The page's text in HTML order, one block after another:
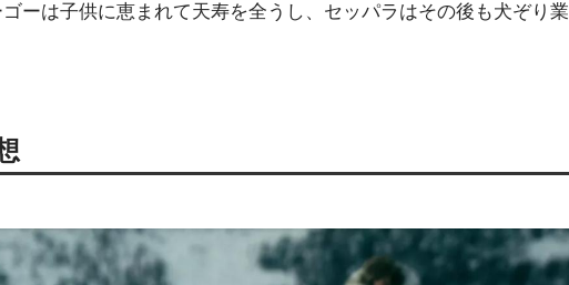
ーは子供に恵まれて天寿を全うし、セッパラはその後も犬ぞり業